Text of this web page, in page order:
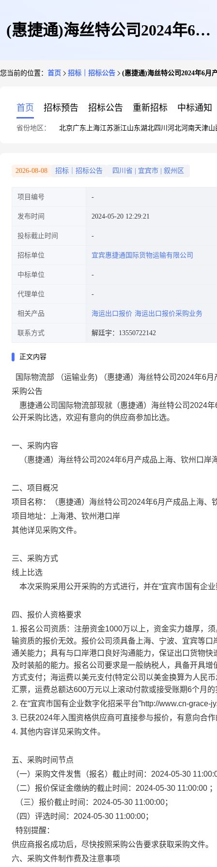
(惠捷通)海丝特公司2024年6月
您当前的位置： 首页 招标｜招标公告 (惠捷通)海丝特公司2024年6月
首页 招标预告 招标公告 重新招标 中标通知
省份地区： 北京广东 上海江苏浙江山东湖北四川 河北河南天津山
2026-08-08 招标｜招标公告 四川省 宜宾市 叙州区
项目编号
发布时间 2024-05-20 12:29:21
投标截止时间
招标单位 宜宾惠捷通国际货物运输有限公司
中标单位
代理单位
相关产品 海运出口报价 海运出口报价采购业务
联系方式 解廷宇：13550722142
正文内容
国际物流部 （运输业务) （惠捷通）海丝特公司2024年6
采购公告
惠捷通公司国际物流部现就（惠捷通）海丝特公司2024
公开采购比选，欢迎有意向的供应商参加比选。
一、采购内容
（惠捷通）海丝特公司2024年6月产成品上海、钦州口
二、项目概况
项目名称：（惠捷通）海丝特公司2024年6月产成品上海、
项目地址：上海港、钦州港口岸
其他详见采购文件。
三、采购方式
线上比选
本次采购采用公开采购的方式进行，并在“宜宾市国有企
四、报价人资格要求
1. 报名公司资质：注册资金1000万以上，资金实力雄厚，
输资质的报价无效。报价公司须具备上海、宁波、宜宾等
通关能力；具有与口岸港口良好沟通能力，保证出口货物
及时装船的能力。报名公司要求是一般纳税人，具备开具
方式支付；海运费以美元支付(特定公司以美金换算为人民
汇票，运费总额达600万元以上滚动付款或接受账期6个月
2. 在“宜宾市国有企业数字化招采平台”http://www.cn-
3. 已获2024年入围资格供应商可直接参与报价， 有意向合
4. 其他内容详见采购文件。
五、采购时间节点
（一）采购文件发售（报名）截止时间： 2024-05-30
（二）报价保证金缴纳的截止时间： 2024-05-30 11:00:00 ；
（三）报价截止时间： 2024-05-30 11:00:00；
（四）评选时间： 2024-05-30 11:00:00；
特别提醒：
供应商报名成功后，尽快按照采购公告要求获取采购文件。
六、采购文件制作费及注意事项